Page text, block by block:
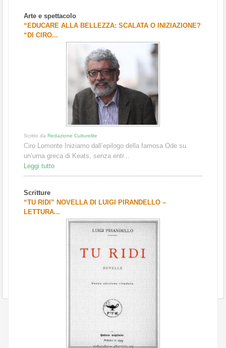
Arte e spettacolo
“EDUCARE ALLA BELLEZZA: SCALATA O INIZIAZIONE?
“DI CIRO...
Scritto da Redazione Culturelite
Ciro Lomonte Iniziamo dall’epilogo della famosa Ode su
un’urna greca di Keats, senza entr...
Leggi tutto
Scritture
“TU RIDI” NOVELLA DI LUIGI PIRANDELLO –
LETTURA...